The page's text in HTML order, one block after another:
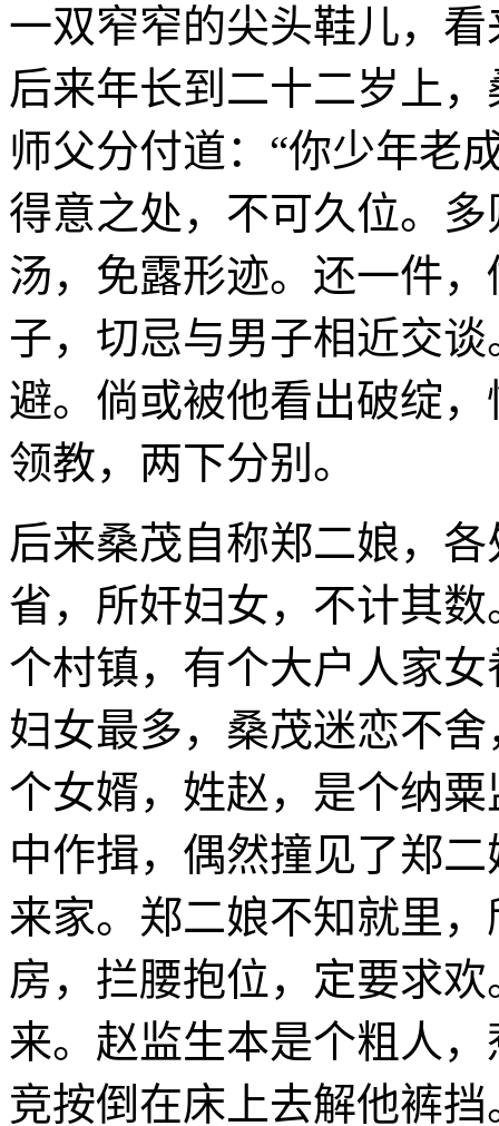
一双窄窄的尖头鞋儿，
后来年长到二十二岁上
师父分付道：“你少年老
得意之处，不可久位。
汤，免露形迹。还一件
子，切忌与男子相近交
避。倘或被他看出破绽
领教，两下分别。
后来桑茂自称郑二娘，
省，所奸妇女，不计其
个村镇，有个大户人家
妇女最多，桑茂迷恋不
个女婿，姓赵，是个纳
中作揖，偶然撞见了郑
来家。郑二娘不知就里
房，拦腰抱位，定要求
来。赵监生本是个粗人
竞按倒在床上去解他裤